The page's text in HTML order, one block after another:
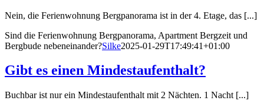
Nein, die Ferienwohnung Bergpanorama ist in der 4. Etage, das [...]
Sind die Ferienwohnung Bergpanorama, Apartment Bergzeit und
Bergbude nebeneinander?Silke2025-01-29T17:49:41+01:00
Gibt es einen Mindestaufenthalt?
Buchbar ist nur ein Mindestaufenthalt mit 2 Nächten. 1 Nacht [...]